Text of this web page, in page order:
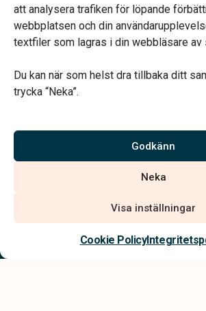
att analysera trafiken för löpande
webbplatsen och din
textfiler som lagras i din webbläsare av
Du kan när som helst dra tillbaka ditt
trycka “Neka”.
Godkänn
Neka
Visa inställningar
Cookie Policy
Vårt systerbolag Verahill hjälper dig med
Vi är auktoriserade av Sveriges
har högt ställda krav på utbildning,